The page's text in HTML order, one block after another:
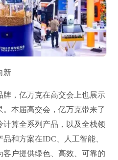
新
牌，亿万克在高交会上也展示
本届高交会，亿万克带来了
算全系列产品，以及全栈领
和方案在IDC、人工智能、
户提供绿色、高效、可靠的